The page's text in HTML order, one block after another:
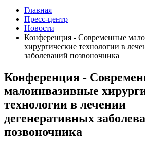
Главная
Пресс-центр
Новости
Конференция - Современные
хирургические технологии в
заболеваний позвоночника
Конференция -
малоинвазивные
технологии в лечении
дегенеративных
позвоночника